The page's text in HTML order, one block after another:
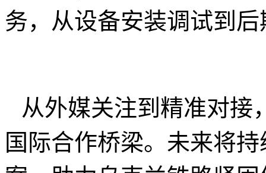
务，从设备安装调试到
从外媒关注到精准对接
国际合作桥梁。未来将